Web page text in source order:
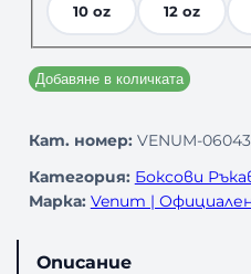
10 oz 12 oz
Добавяне в количката
Кат. номер: VENUM-
Категория: Боксови
Марка: Venum |
Описание